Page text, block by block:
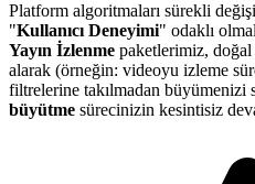
Platform algoritmaları sürekli
"Kullanıcı Deneyimi" odaklı
Yayın İzlenme paketlerimiz, doğal
alarak (örneğin: videoyu izleme
filtrelerine takılmadan büyümenizi
büyütme sürecinizin kesintisiz